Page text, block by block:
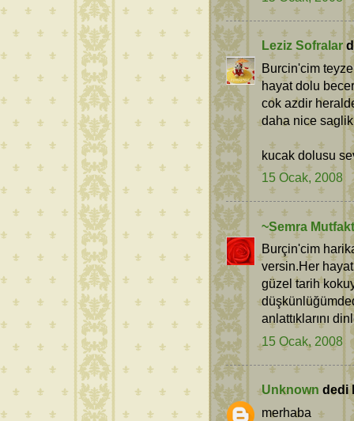
Leziz Sofralar
Burcin'cim
hayat dolu
cok azdir
daha nice
kucak dolusu
15 Ocak, 2008
~Semra
Burçin'cim
versin.Her
güzel tarih
anlattıklarını
15 Ocak, 2008
Unknown dedi
merhaba